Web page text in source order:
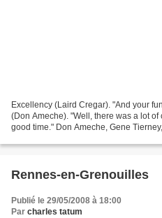
Excellency (Laird Cregar). "And your
(Don Ameche). "Well, there was a lot
good time." Don Ameche, Gene
Rennes-en-Grenouilles
Publié le 29/05/2008 à 18:00
Par charles tatum